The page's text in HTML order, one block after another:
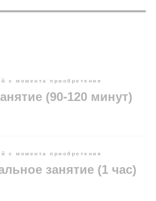
с момента приобретения
(90-120 минут)
с момента приобретения
занятие (1 час)